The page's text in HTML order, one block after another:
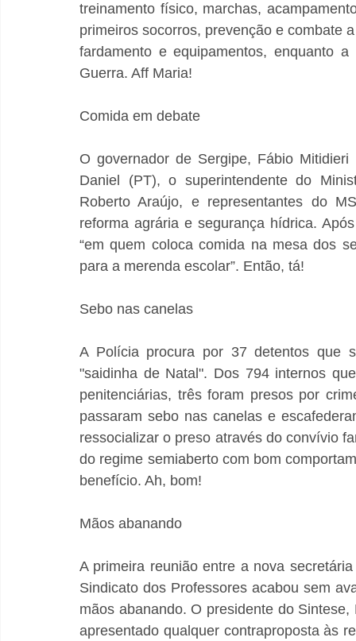
treinamento físico, marchas,
primeiros socorros, prevenção e combate
fardamento e equipamentos, enquanto
Guerra. Aff Maria!
Comida em debate
O governador de Sergipe, Fábio
Daniel (PT), o superintendente do
Roberto Araújo, e representantes do
reforma agrária e segurança hídrica.
“em quem coloca comida na mesa dos
para a merenda escolar”. Então, tá!
Sebo nas canelas
A Polícia procura por 37 detentos que
"saidinha de Natal". Dos 794 internos
penitenciárias, três foram presos por
passaram sebo nas canelas e
ressocializar o preso através do convívio
do regime semiaberto com bom
benefício. Ah, bom!
Mãos abanando
A primeira reunião entre a nova
Sindicato dos Professores acabou sem
mãos abanando. O presidente do
apresentado qualquer contraproposta às